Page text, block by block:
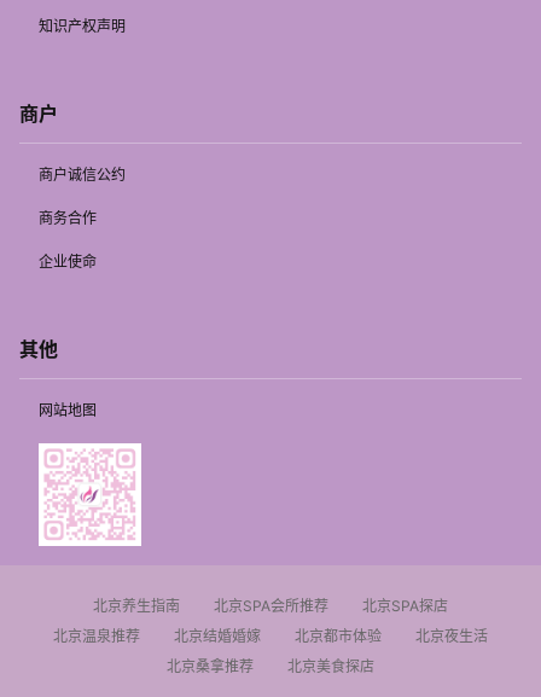
知识产权声明
商户
商户诚信公约
商务合作
企业使命
其他
网站地图
北京养生指南 北京SPA会所推荐
北京SPA探店
北京温泉推荐
北京结婚婚嫁 北京都市体验
北京夜生活
北京桑拿推荐
北京美食探店